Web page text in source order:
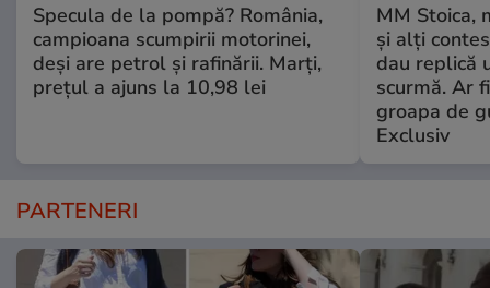
Specula de la pompă? România,
campioana scumpirii motorinei,
deși are petrol și rafinării. Marți,
prețul a ajuns la 10,98 lei
MM Stoica,
și alți
dau replică
scurmă. Ar
groapa de
Exclusiv
PARTENERI